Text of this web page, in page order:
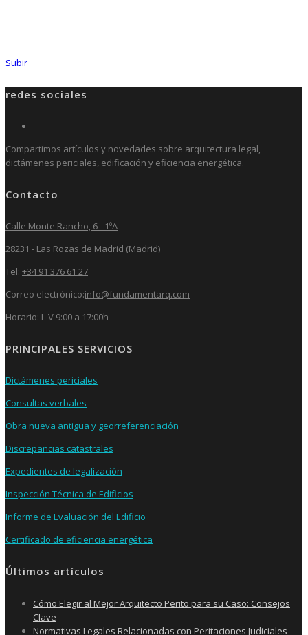
Subir
redes sociales
Compartimos artículos y novedades sobre arquitectura legal,
dictámenes periciales, edificación y eficiencia energética.
Contacto
Calle Monte Rancho, 6 - 1ºA
28231 - Las Rozas de Madrid (Madrid)
Tel: +34 91 376 61 27
Correo electrónico:info@fundamentarq.com
Horario: L-V 9:00 a 17:00h
PRINCIPALES SERVICIOS
Dictámenes periciales
Consultas verbales
Obra nueva antigua y georreferenciación
Discrepancias catastrales
Expedientes de legalización
Inspección Técnica de Edificios
Informe de Evaluación del Edificio
Certificado de eficiencia energética
Últimos artículos
Cómo Elegir al Mejor Arquitecto Perito para su Caso: Consejos
Clave
Normativas Legales Relacionadas con Peritaciones Judiciales